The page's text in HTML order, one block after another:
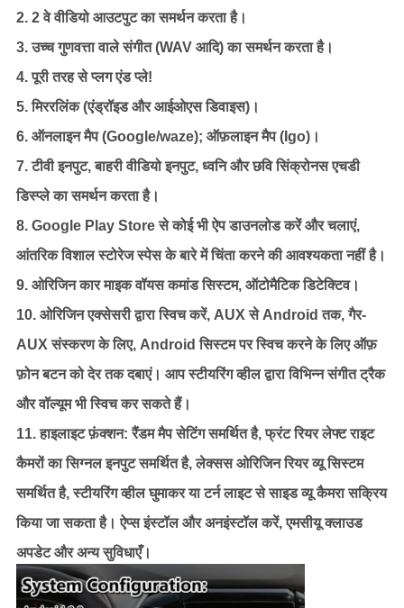
2. 2 वे वीडियो आउटपुट का समर्थन करता है।
3. उच्च गुणवत्ता वाले संगीत (WAV आदि) का समर्थन करता है।
4. पूरी तरह से प्लग एंड प्ले!
5. मिररलिंक (एंड्रॉइड और आईओएस डिवाइस)।
6. ऑनलाइन मैप (Google/waze); ऑफ़लाइन मैप (Igo)।
7. टीवी इनपुट, बाहरी वीडियो इनपुट, ध्वनि और छवि सिंक्रोनस एचडी
डिस्प्ले का समर्थन करता है।
8. Google Play Store से कोई भी ऐप डाउनलोड करें और चलाएं,
आंतरिक विशाल स्टोरेज स्पेस के बारे में चिंता करने की आवश्यकता नहीं है।
9. ओरिजिन कार माइक वॉयस कमांड सिस्टम, ऑटोमैटिक डिटेक्टिव।
10. ओरिजिन एक्सेसरी द्वारा स्विच करें, AUX से Android तक, गैर-
AUX संस्करण के लिए, Android सिस्टम पर स्विच करने के लिए ऑफ़
फ़ोन बटन को देर तक दबाएं। आप स्टीयरिंग व्हील द्वारा विभिन्न संगीत ट्रैक
और वॉल्यूम भी स्विच कर सकते हैं।
11. हाइलाइट फ़ंक्शन: रैंडम मैप सेटिंग समर्थित है, फ्रंट रियर लेफ्ट राइट
कैमरों का सिग्नल इनपुट समर्थित है, लेक्सस ओरिजिन रियर व्यू सिस्टम
समर्थित है, स्टीयरिंग व्हील घुमाकर या टर्न लाइट से साइड व्यू कैमरा सक्रिय
किया जा सकता है। ऐप्स इंस्टॉल और अनइंस्टॉल करें, एमसीयू क्लाउड
अपडेट और अन्य सुविधाएँ।